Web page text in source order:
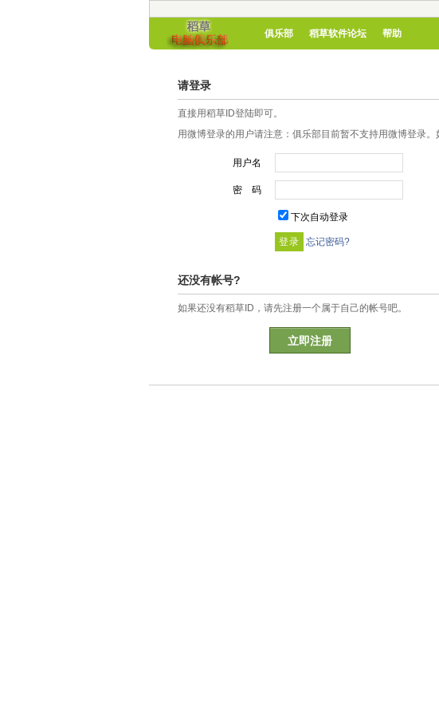
俱乐部 稻草软件论坛 帮助
请登录
直接用稻草ID登陆即可。
用微博登录的用户请注意：俱乐部目前暂不支持用微博登录。
用户名
密 码
下次自动登录
忘记密码?
还没有帐号?
如果还没有稻草ID，请先注册一个属于自己的帐号吧。
立即注册